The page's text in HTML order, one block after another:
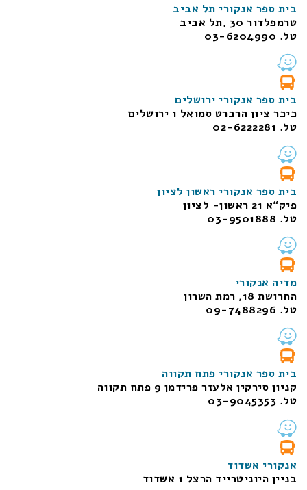
בית ספר אנקורי תל אביב
טרמפלדור 30 ,תל אביב
טל. 03-6204990
בית ספר אנקורי ירושלים
כיכר ציון הרברט סמואל 1
ירושלים
טל. 02-6222281
בית ספר אנקורי ראשון לציון
פיק“א 21 ראשון- לציון
טל. 03-9501888
מדיה אנקורי
החרושת 18, רמת השרון
טל. 09-7488296
בית ספר אנקורי פתח תקווה
קניון סירקין אלעזר פרידמן 9 פתח תקווה
טל. 03-9045353
אנקורי אשדוד
בניין היוניטרייד הרצל 1 אשדוד